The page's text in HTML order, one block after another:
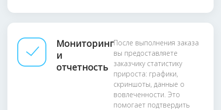
Мониторинг
и
отчетность
После выполнения заказа
вы предоставляете
заказчику статистику
прироста: графики,
скриншоты, данные о
вовлеченности. Это
помогает подтвердить